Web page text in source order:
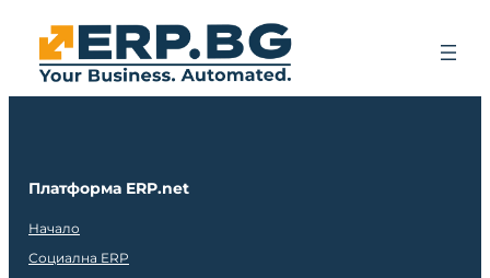
Платформа ERP.net
Начало
Социална ERP